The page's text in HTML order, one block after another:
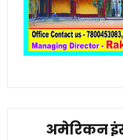
अमेरिकन